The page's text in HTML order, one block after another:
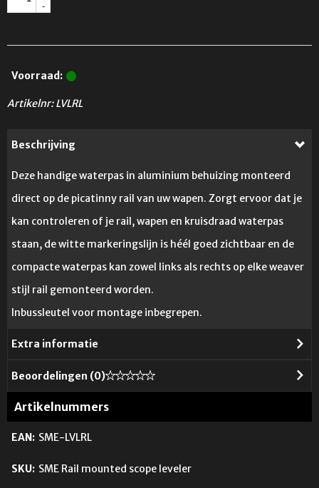
-
Voorraad:
Artikelnr: LVLRL
Beschrijving
Deze handige waterpas in aluminium behuizing monteerd
direct op de picatinny rail van uw wapen. Zorgt ervoor dat je
kan controleren of je rail, wapen en kruisdraad waterpas
staan, de witte markeringslijn is héél goed zichtbaar en de
compacte waterpas kan zowel links als rechts op elke weaver
stijl rail gemonteerd worden.
Inbussleutel voor montage inbegrepen.
Extra informatie
Beoordelingen (0)
Artikelnummers
EAN: SME-LVLRL
SKU: SME Rail mounted scope leveler